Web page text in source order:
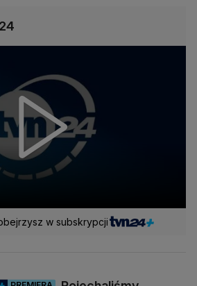
w subskrypcji